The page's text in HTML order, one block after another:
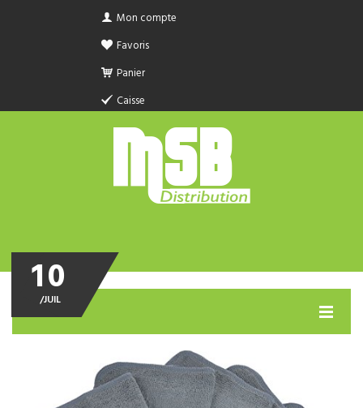
Mon compte
Favoris
Panier
Caisse
MENU
PRODUIT SANITAIRE.COM
NOS SERVICES
10
/JUIL